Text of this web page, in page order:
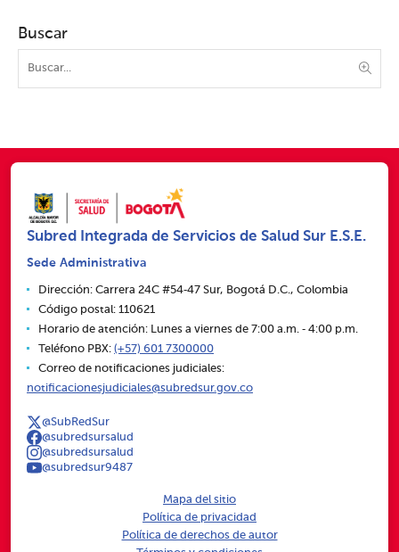
Buscar
Subred Integrada de Servicios de Salud Sur E.S.E.
Sede Administrativa
Dirección: Carrera 24C #54‑47 Sur, Bogotá D.C., Colombia
Código postal: 110621
Horario de atención: Lunes a viernes de 7:00 a.m. ‑ 4:00 p.m.
Teléfono PBX: (+57) 601 7300000
Correo de notificaciones judiciales:
notificacionesjudiciales@subredsur.gov.co
@SubRedSur
@subredsursalud
@subredsursalud
@subredsur9487
Mapa del sitio
Política de privacidad
Política de derechos de autor